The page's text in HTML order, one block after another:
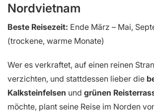
Nordvietnam
Beste Reisezeit: Ende März – Mai,
(trockene, warme Monate)
Wer es verkraftet, auf einen reinen
verzichten, und stattdessen lieber die
Kalksteinfelsen und grünen
möchte, plant seine Reise im Norden